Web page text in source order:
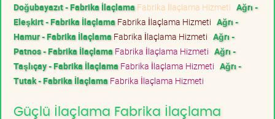
Doğubayazıt - Fabrika İlaçlama Fabrika İlaçlama Hizmeti Ağrı -
Eleşkirt - Fabrika İlaçlama Fabrika İlaçlama Hizmeti Ağrı -
Hamur - Fabrika İlaçlama Fabrika İlaçlama Hizmeti Ağrı -
Patnos - Fabrika İlaçlama Fabrika İlaçlama Hizmeti Ağrı -
Taşlıçay - Fabrika İlaçlama Fabrika İlaçlama Hizmeti Ağrı -
Tutak - Fabrika İlaçlama Fabrika İlaçlama Hizmeti
Güçlü İlaçlama Fabrika İlaçlama